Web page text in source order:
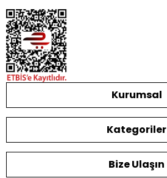
Kurumsal
Kategoriler
Bize Ulaşın